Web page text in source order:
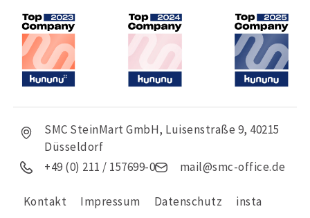
SMC SteinMart GmbH, Luisenstraße 9, 40215
Düsseldorf
+49 (0) 211 / 157699-0
mail@smc-office.de
Kontakt Impressum Datenschutz insta